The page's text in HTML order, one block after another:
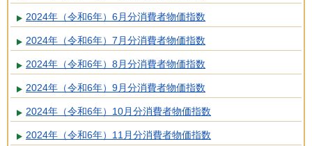
2024年（令和6年）6月分消費者物価指数
2024年（令和6年）7月分消費者物価指数
2024年（令和6年）8月分消費者物価指数
2024年（令和6年）9月分消費者物価指数
2024年（令和6年）10月分消費者物価指数
2024年（令和6年）11月分消費者物価指数